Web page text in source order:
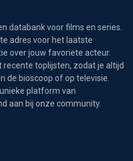
databank voor films en series.
adres voor het laatste
over jouw favoriete acteur.
recente toplijsten, zodat je altijd
de bioscoop of op televisie.
platform van
aan bij onze community.